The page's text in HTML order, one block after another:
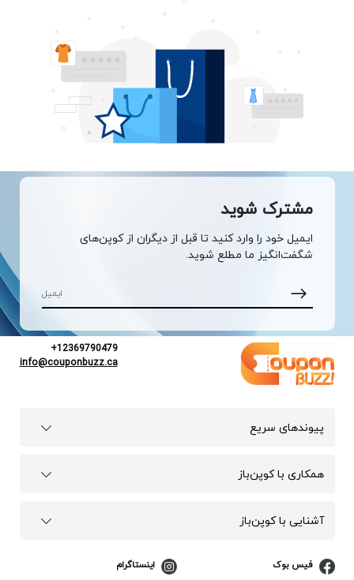
مشترک شوید
ایمیل خود را وارد کنید تا قبل از دیگران از کوپن‌های
شگفت‌انگیز ما مطلع شوید.
+12369790479
info@couponbuzz.ca
پیوند‌های سریع
همکاری با کوپن‌باز
آشنایی با کوپن‌باز
فیس بوک اینستاگرام